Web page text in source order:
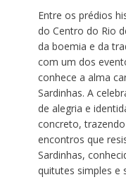
Entre os prédios
do Centro do Rio
da boemia e da
com um dos
conhece a alma
Sardinhas. A
de alegria e
concreto,
encontros que
Sardinhas,
quitutes simples e